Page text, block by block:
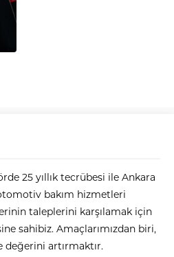
25 yıllık tecrübesi ile Ankara
bakım hizmetleri
taleplerini karşılamak için
sahibiz. Amaçlarımızdan biri,
değerini artırmaktır.